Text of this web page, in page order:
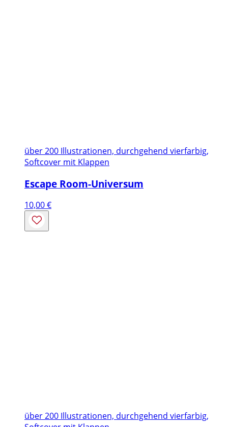
über 200 Illustrationen, durchgehend vierfarbig,
Softcover mit Klappen
Escape Room-Universum
10,00€
über 200 Illustrationen, durchgehend vierfarbig,